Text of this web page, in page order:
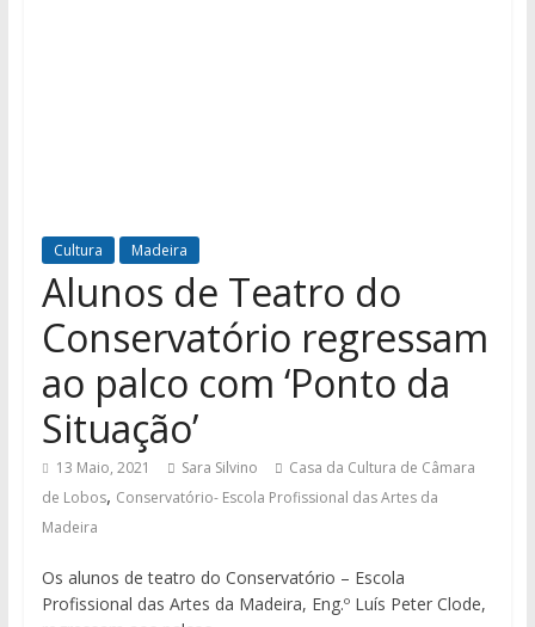
Cultura Madeira
Alunos de Teatro do
Conservatório regressam
ao palco com ‘Ponto da
Situação’
13 Maio, 2021 Sara Silvino
Casa da Cultura de Câmara
de Lobos, Conservatório- Escola Profissional das Artes da
Madeira
Os alunos de teatro do Conservatório – Escola
Profissional das Artes da Madeira, Eng.º Luís Peter Clode,